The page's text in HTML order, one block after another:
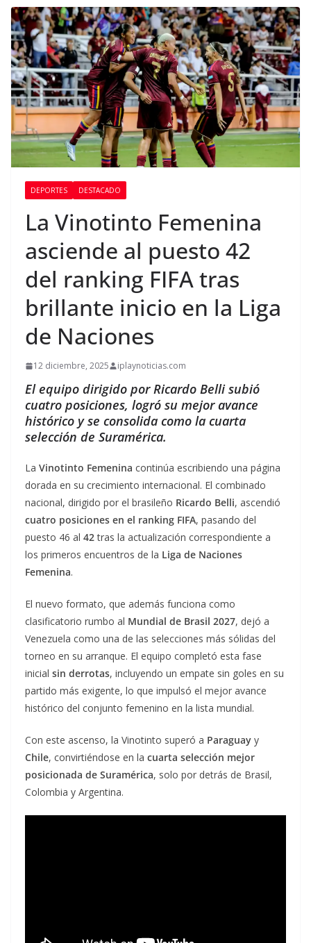
DEPORTES DESTACADO
La Vinotinto Femenina
asciende al puesto 42
del ranking FIFA tras
brillante inicio en la Liga
de Naciones
12 diciembre, 2025 iplaynoticias.com
El equipo dirigido por Ricardo Belli subió
cuatro posiciones, logró su mejor avance
histórico y se consolida como la cuarta
selección de Suramérica.
La Vinotinto Femenina continúa escribiendo una página
dorada en su crecimiento internacional. El combinado
nacional, dirigido por el brasileño Ricardo Belli, ascendió
cuatro posiciones en el ranking FIFA, pasando del
puesto 46 al 42tras la actualización correspondiente a
los primeros encuentros de la Liga de Naciones
Femenina.
El nuevo formato, que además funciona como
clasificatorio rumbo al Mundial de Brasil 2027, dejó a
Venezuela como una de las selecciones más sólidas del
torneo en su arranque. El equipo completó esta fase
inicial sin derrotas, incluyendo un empate sin goles en su
partido más exigente, lo que impulsó el mejor avance
histórico del conjunto femenino en la lista mundial.
Con este ascenso, la Vinotinto superó a Paraguay y
Chile, convirtiéndose en la cuarta selección mejor
posicionada de Suramérica, solo por detrás de Brasil,
Colombia y Argentina.